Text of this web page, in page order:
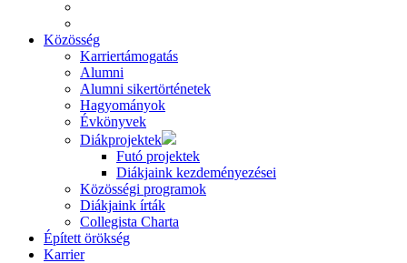
Közösség
Karriertámogatás
Alumni
Alumni sikertörténetek
Hagyományok
Évkönyvek
Diákprojektek
Futó projektek
Diákjaink kezdeményezései
Közösségi programok
Diákjaink írták
Collegista Charta
Épített örökség
Karrier